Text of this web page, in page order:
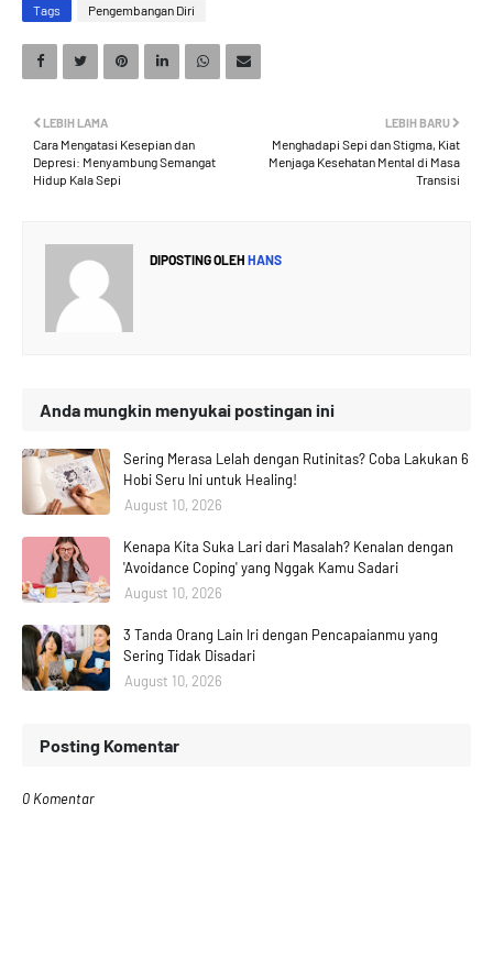
Tags Pengembangan Diri
LEBIH BARU
Menghadapi Sepi dan Stigma, Kiat
Menjaga Kesehatan Mental di Masa
Transisi
LEBIH LAMA
Cara Mengatasi Kesepian dan
Depresi: Menyambung Semangat
Hidup Kala Sepi
DIPOSTING OLEH HANS
Anda mungkin menyukai postingan ini
Sering Merasa Lelah dengan Rutinitas? Coba Lakukan 6
Hobi Seru Ini untuk Healing!
August 10, 2026
Kenapa Kita Suka Lari dari Masalah? Kenalan dengan
'Avoidance Coping' yang Nggak Kamu Sadari
August 10, 2026
3 Tanda Orang Lain Iri dengan Pencapaianmu yang
Sering Tidak Disadari
August 10, 2026
Posting Komentar
0 Komentar